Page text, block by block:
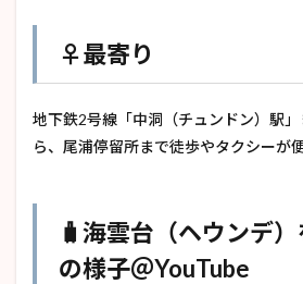
♀️最寄り
地下鉄2号線「中洞（チュンドン）駅
ら、尾浦停留所まで徒歩やタクシーが便
🧳海雲台（ヘウンデ
の様子＠YouTube